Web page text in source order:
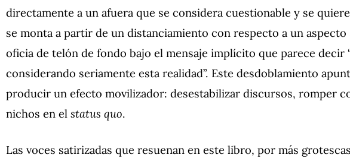
directamente a un afuera que se considera cuestionable y se
se monta a partir de un distanciamiento con respecto a un
oficia de telón de fondo bajo el mensaje implícito que parece decir
considerando seriamente esta realidad”. Este desdoblamiento
producir un efecto movilizador: desestabilizar discursos, romper
nichos en el status quo.
Las voces satirizadas que resuenan en este libro, por más